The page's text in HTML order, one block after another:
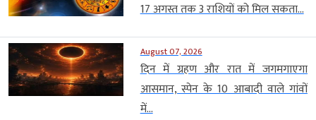
17 अगस्त तक 3 राशियों को मिल सकता...
August 07, 2026
दिन में ग्रहण और रात में जगमगाएगा
आसमान, स्पेन के 10 आबादी वाले गांवों
में...